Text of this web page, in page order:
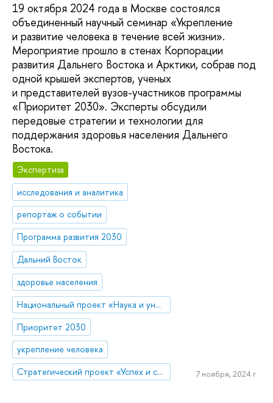
19 октября 2024 года в Москве состоялся
объединенный научный семинар «Укрепление
и развитие человека в течение всей жизни».
Мероприятие прошло в стенах Корпорации
развития Дальнего Востока и Арктики, собрав под
одной крышей экспертов, ученых
и представителей вузов-участников программы
«Приоритет 2030». Эксперты обсудили
передовые стратегии и технологии для
поддержания здоровья населения Дальнего
Востока.
Экспертиза
исследования и аналитика
репортаж о событии
Программа развития 2030
Дальний Восток
здоровье населения
Национальный проект «Наука и университеты»
Приоритет 2030
укрепление человека
Стратегический проект «Успех и самостоятельность человека в меняющемся мире»
7 ноября, 2024 г.